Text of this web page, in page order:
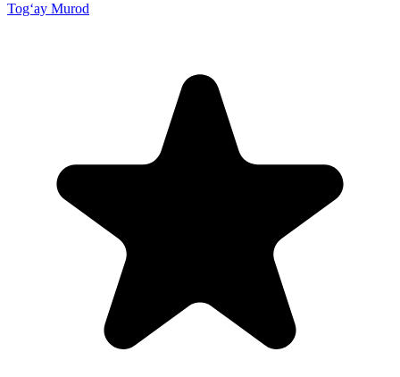
Tog‘ay Murod